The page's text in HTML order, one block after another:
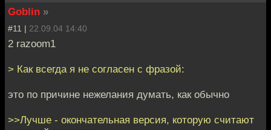
Goblin »
#11 | 22.09.04 14:40
2 razoom1
> Как всегда я не согласен с фразой:
это по причине нежелания думать, как обычно
>>Лучше - окончательная версия, которую считают